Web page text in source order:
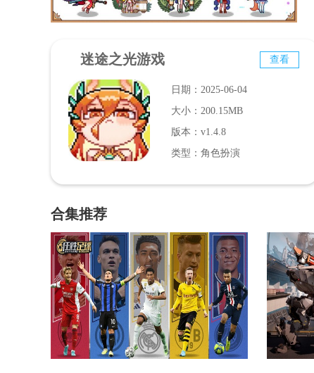
迷途之光游戏 查看
日期：2025-06-04
大小：200.15MB
版本：v1.4.8
类型：角色扮演
合集推荐